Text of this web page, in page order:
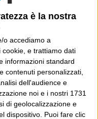
è la nostra
o accediamo a
e trattiamo dati
informazioni standard
contenuti personalizzati,
dell'audience e
noi e i nostri 1731
di geolocalizzazione e
dispositivo. Puoi fare clic
POST SUCCESSIVO
Wittgenstein come Chi